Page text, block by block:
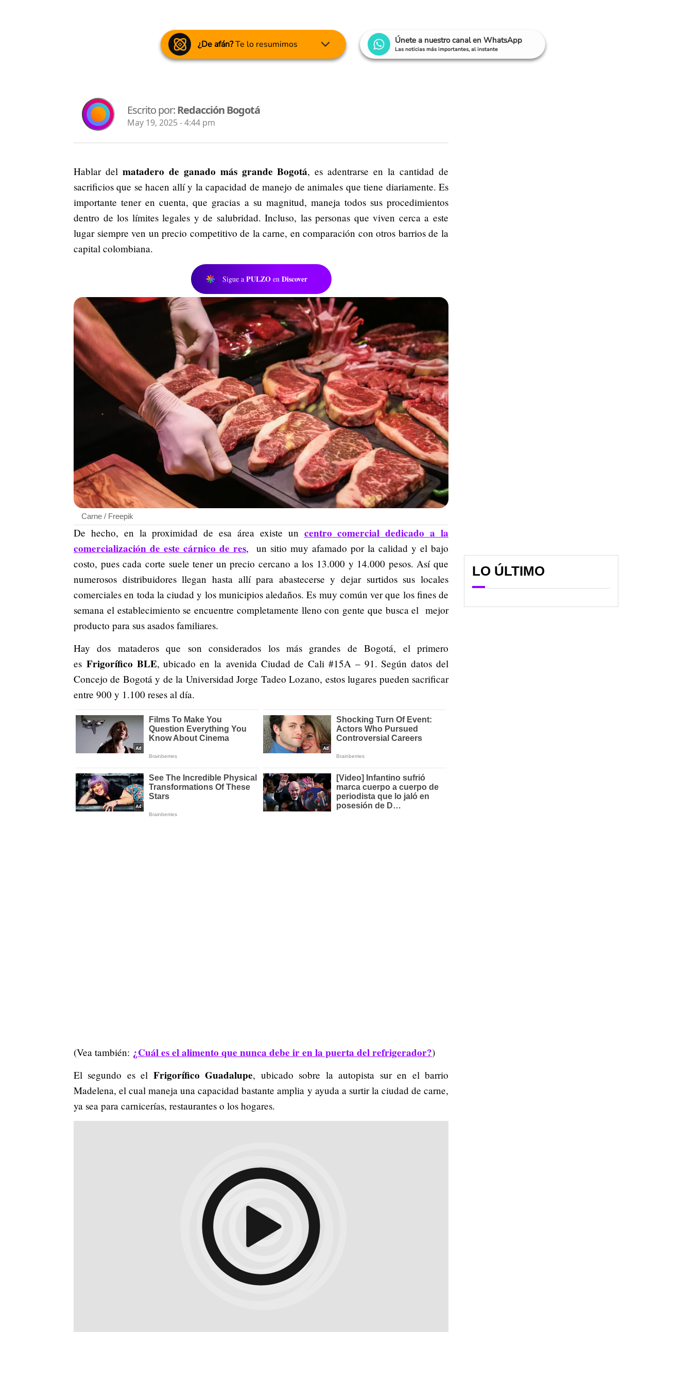
¿De afán?Te lo resumimos Únete a nuestro canal en WhatsApp
Las noticias más importantes, al instante
Escrito por:Redacción Bogotá
May 19, 2025 - 4:44 pm
Hablar del matadero de ganado más grande Bogotá, es adentrarse en la cantidad de
sacrificios que se hacen allí y la capacidad de manejo de animales que tiene diariamente. Es
importante tener en cuenta, que gracias a su magnitud, maneja todos sus procedimientos
dentro de los límites legales y de salubridad. Incluso, las personas que viven cerca a este
lugar siempre ven un precio competitivo de la carne, en comparación con otros barrios de la
capital colombiana.
Sigue a PULZO en Discover
Carne / Freepik
De hecho, en la proximidad de esa área existe un centro comercial dedicado a la
comercialización de este cárnico de res, un sitio muy afamado por la calidad y el bajo
costo, pues cada corte suele tener un precio cercano a los 13.000 y 14.000 pesos. Así que
numerosos distribuidores llegan hasta allí para abastecerse y dejar surtidos sus locales
comerciales en toda la ciudad y los municipios aledaños. Es muy común ver que los fines de
semana el establecimiento se encuentre completamente lleno con gente que busca el mejor
producto para sus asados familiares.
Hay dos mataderos que son considerados los más grandes de Bogotá, el primero
es Frigorífico BLE, ubicado en la avenida Ciudad de Cali #15A – 91. Según datos del
Concejo de Bogotá y de la Universidad Jorge Tadeo Lozano, estos lugares pueden sacrificar
entre 900 y 1.100 reses al día.
(Vea también: ¿Cuál es el alimento que nunca debe ir en la puerta del refrigerador?)
El segundo es el Frigorífico Guadalupe, ubicado sobre la autopista sur en el barrio
Madelena, el cual maneja una capacidad bastante amplia y ayuda a surtir la ciudad de carne,
ya sea para carnicerías, restaurantes o los hogares.
LO ÚLTIMO